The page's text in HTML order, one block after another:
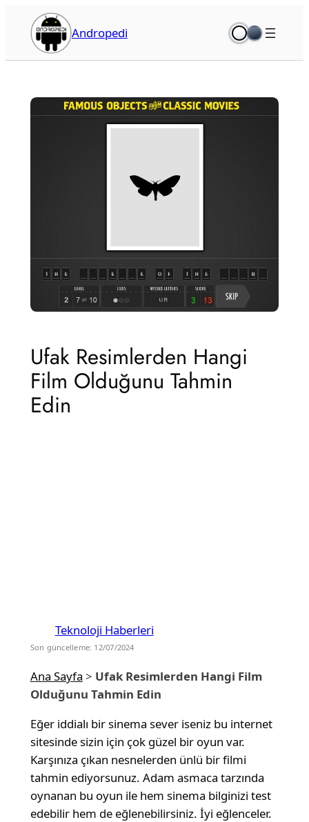
İçeriğe
Andropedi
Ufak Resimlerden Hangi
Film Olduğunu Tahmin
Edin
Teknoloji Haberleri
Son güncelleme: 12/07/2024
Ana Sayfa > Ufak Resimlerden Hangi Film
Olduğunu Tahmin Edin
Eğer iddialı bir sinema sever iseniz bu internet
sitesinde sizin için çok güzel bir oyun var.
Karşınıza çıkan nesnelerden ünlü bir filmi
tahmin ediyorsunuz. Adam asmaca tarzında
oynanan bu oyun ile hem sinema bilginizi test
edebilir hem de eğlenebilirsiniz. İyi eğlenceler.